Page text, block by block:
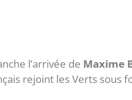
l’arrivée de Maxime
rejoint les Verts sous